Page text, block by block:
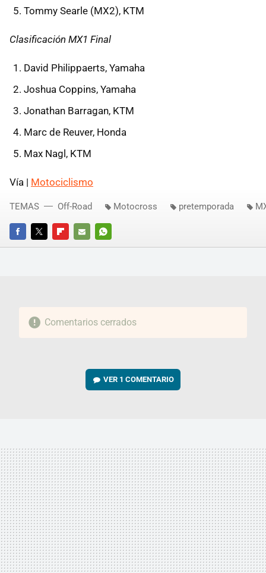
Tommy Searle (MX2), KTM
Clasificación MX1 Final
David Philippaerts, Yamaha
Joshua Coppins, Yamaha
Jonathan Barragan, KTM
Marc de Reuver, Honda
Max Nagl, KTM
Vía | Motociclismo
FACEBOOKTWITTERFLIPBOARD
E-
WHATSAPP
TEMAS Off-Road Motocross pretemporada
Comentarios cerrados
VER 1 COMENTARIO